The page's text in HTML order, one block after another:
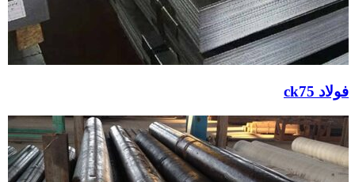
فولاد ck75